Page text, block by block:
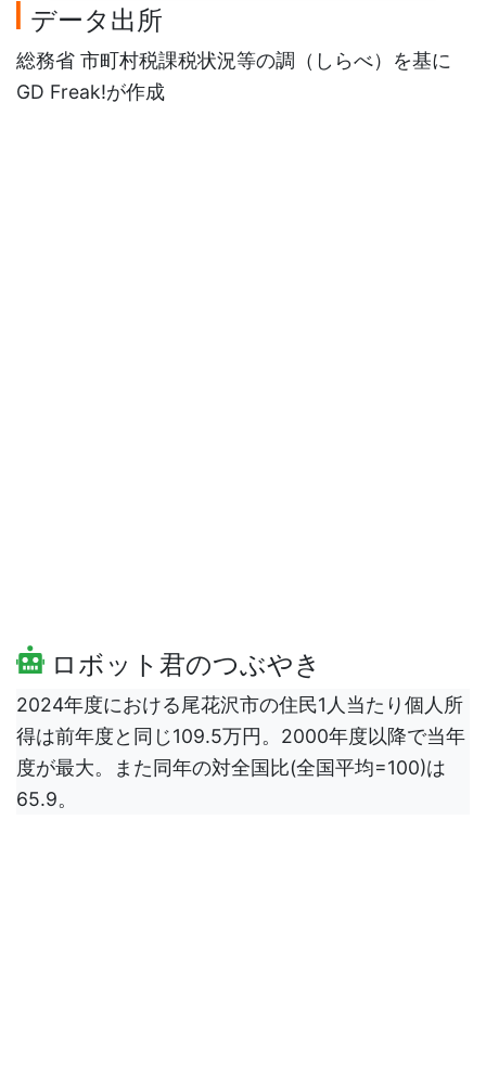
データ出所
総務省 市町村税課税状況等の調（しらべ）を基に
GD Freak!が作成
ロボット君のつぶやき
2024年度における尾花沢市の住民1人当たり個人所
得は前年度と同じ109.5万円。2000年度以降で当年
度が最大。また同年の対全国比(全国平均=100)は
65.9。